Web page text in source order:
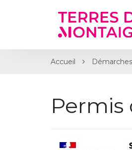
Accueil
Permis